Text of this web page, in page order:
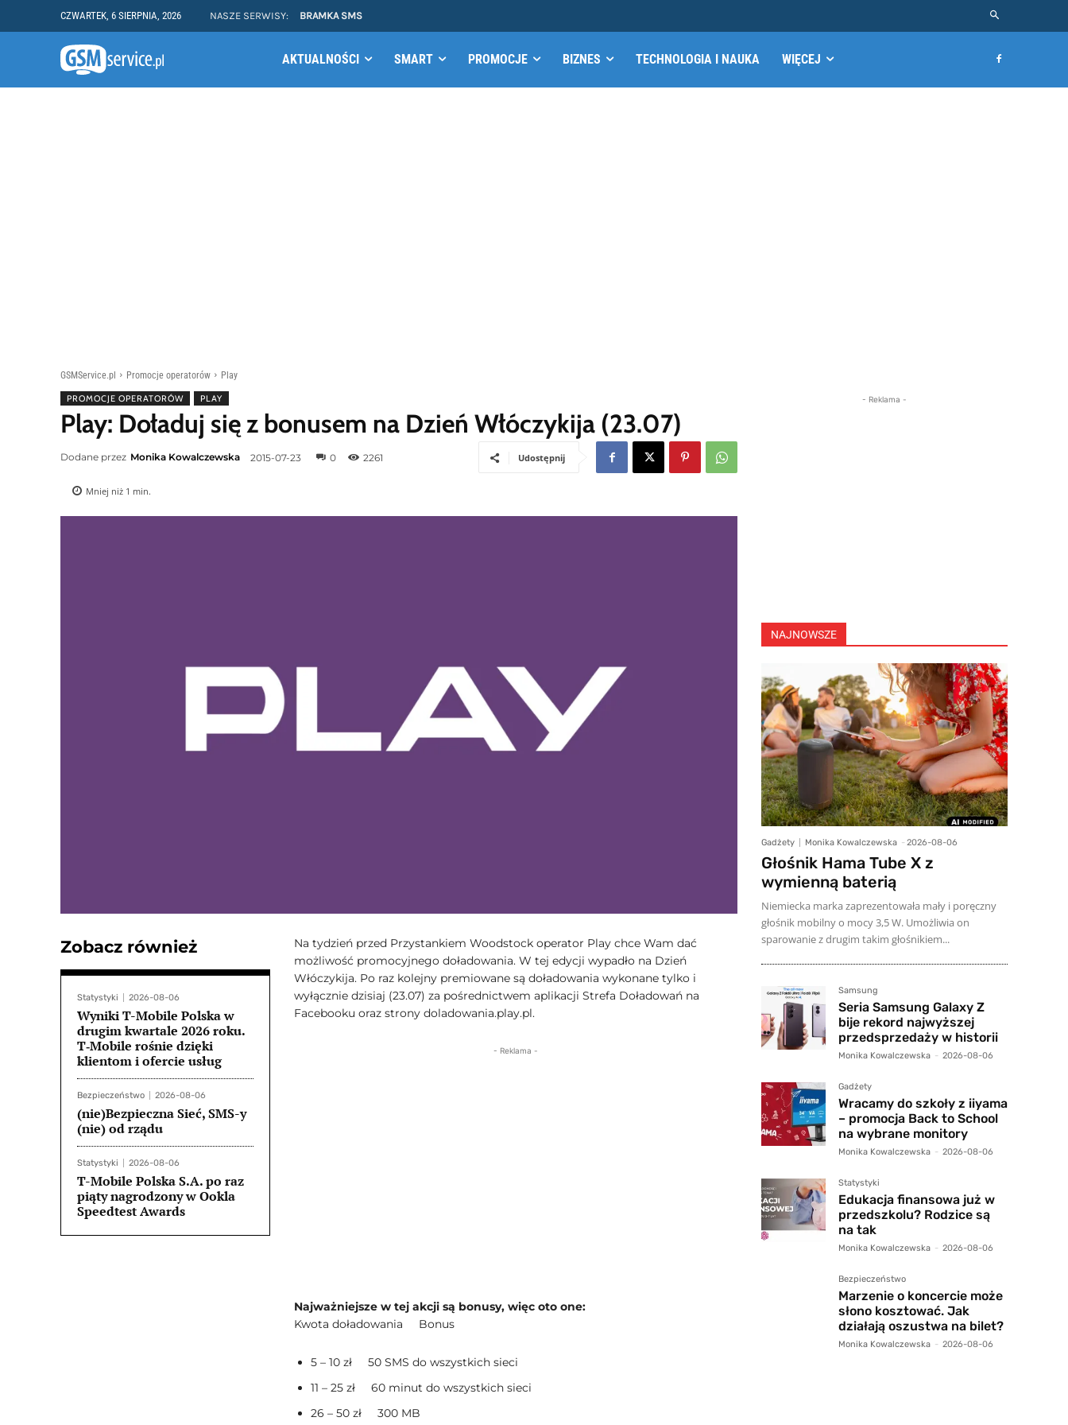
CZWARTEK, 6 SIERPNIA, 2026 NASZE SERWISY: BRAMKA SMS
AKTUALNOŚCI SMART PROMOCJE BIZNES TECHNOLOGIA I NAUKA WIĘCEJ
GSMService.pl Promocje operatorów Play
PROMOCJE OPERATORÓW PLAY
Play: Doładuj się z bonusem na Dzień Włóczykija (23.07)
Dodane przez Monika Kowalczewska 2015-07-23 0 2261
Mniej niż 1 min.
Udostępnij
Zobacz również
Statystyki 2026-08-06
Wyniki T-Mobile Polska w
drugim kwartale 2026 roku.
T‑Mobile rośnie dzięki
klientom i ofercie usług
Bezpieczeństwo 2026-08-06
(nie)Bezpieczna Sieć, SMS-y
(nie) od rządu
Statystyki 2026-08-06
T-Mobile Polska S.A. po raz
piąty nagrodzony w Ookla
Speedtest Awards
Na tydzień przed Przystankiem Woodstock operator Play chce Wam dać
możliwość promocyjnego doładowania. W tej edycji wypadło na Dzień
Włóczykija. Po raz kolejny premiowane są doładowania wykonane tylko i
wyłącznie dzisiaj (23.07) za pośrednictwem aplikacji Strefa Doładowań na
Facebooku oraz strony doladowania.play.pl.
- Reklama -
Najważniejsze w tej akcji są bonusy, więc oto one:
Kwota doładowania Bonus
5 – 10 zł 50 SMS do wszystkich sieci
11 – 25 zł 60 minut do wszystkich sieci
26 – 50 zł 300 MB
- Reklama -
NAJNOWSZE
Gadżety Monika Kowalczewska - 2026-08-06
Głośnik Hama Tube X z
wymienną baterią
Niemiecka marka zaprezentowała mały i poręczny
głośnik mobilny o mocy 3,5 W. Umożliwia on
sparowanie z drugim takim głośnikiem...
Samsung
Seria Samsung Galaxy Z
bije rekord najwyższej
przedsprzedaży w historii
Monika Kowalczewska - 2026-08-06
Gadżety
Wracamy do szkoły z iiyama
– promocja Back to School
na wybrane monitory
Monika Kowalczewska - 2026-08-06
Statystyki
Edukacja finansowa już w
przedszkolu? Rodzice są
na tak
Monika Kowalczewska - 2026-08-06
Bezpieczeństwo
Marzenie o koncercie może
słono kosztować. Jak
działają oszustwa na bilet?
Monika Kowalczewska - 2026-08-06